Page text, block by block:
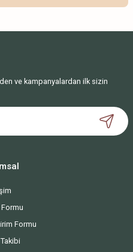
siz yapın!
ve kampanyalardan ilk sizin
Formu